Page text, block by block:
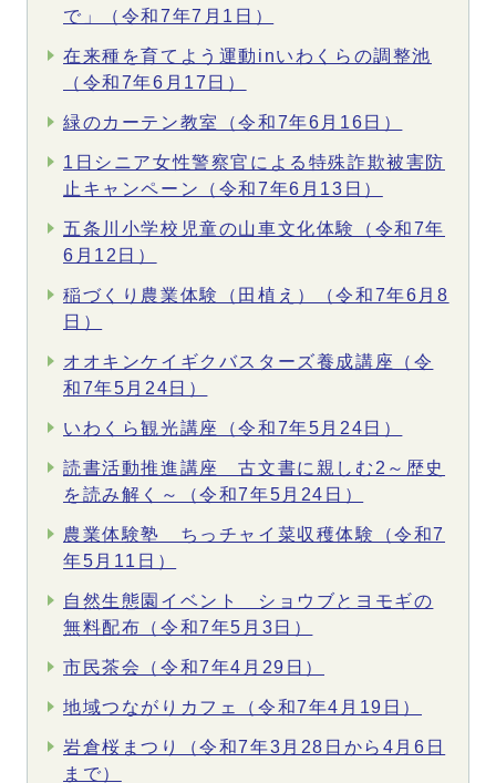
で」（令和7年7月1日）
在来種を育てよう運動inいわくらの調整池
（令和7年6月17日）
緑のカーテン教室（令和7年6月16日）
1日シニア女性警察官による特殊詐欺被害防
止キャンペーン（令和7年6月13日）
五条川小学校児童の山車文化体験（令和7年
6月12日）
稲づくり農業体験（田植え）（令和7年6月8
日）
オオキンケイギクバスターズ養成講座（令
和7年5月24日）
いわくら観光講座（令和7年5月24日）
読書活動推進講座 古文書に親しむ2～歴史
を読み解く～（令和7年5月24日）
農業体験塾 ちっチャイ菜収穫体験（令和7
年5月11日）
自然生態園イベント ショウブとヨモギの
無料配布（令和7年5月3日）
市民茶会（令和7年4月29日）
地域つながりカフェ（令和7年4月19日）
岩倉桜まつり（令和7年3月28日から4月6日
まで）